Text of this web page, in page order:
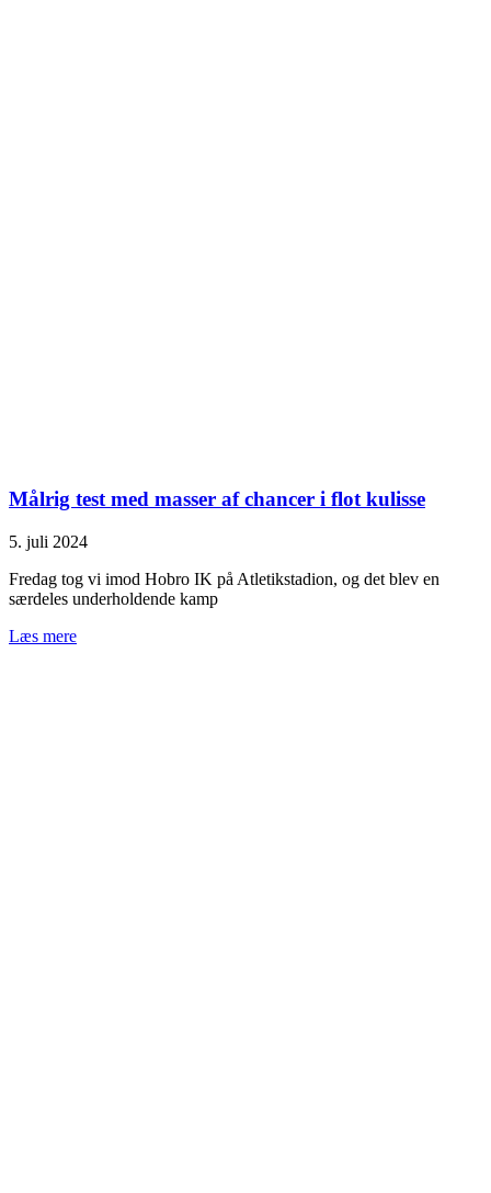
Målrig test med masser af chancer i flot kulisse
5. juli 2024
Fredag tog vi imod Hobro IK på Atletikstadion, og det blev en
særdeles underholdende kamp
Læs mere